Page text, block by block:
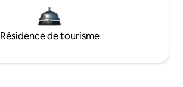
Résidence de tourisme